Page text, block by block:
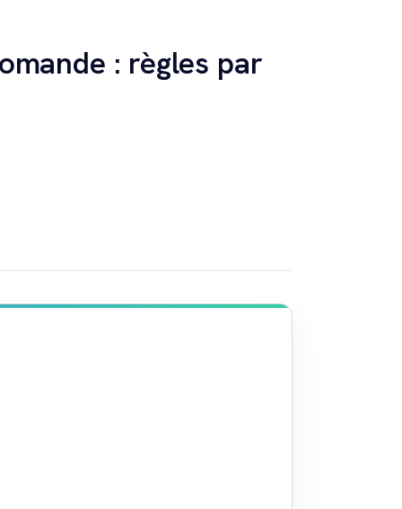
: règles par